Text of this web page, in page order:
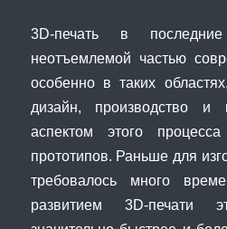
3D-печать в
неотъемлемой частью
особенно в таких
дизайн, производство
аспектом этого
прототипов. Раньше для
требовалось много
развитием 3D-печати